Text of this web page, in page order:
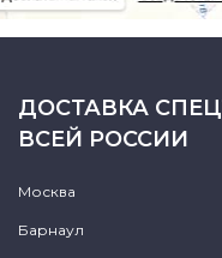
ДОСТАВКА
ВСЕЙ РОССИИ
Москва
Барнаул